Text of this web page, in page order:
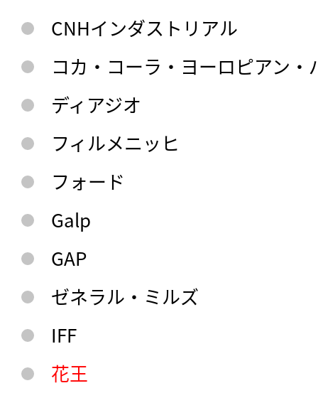
CNHインダストリアル
コカ・コーラ・ヨーロピアン・
ディアジオ
フィルメニッヒ
フォード
Galp
GAP
ゼネラル・ミルズ
IFF
花王